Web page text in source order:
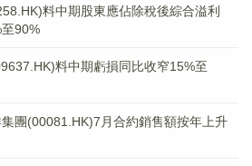
料中期股東應佔除稅後綜合溢利
90%
料中期虧損同比收窄15%至
團(00081.HK)7月合約銷售額按年上升